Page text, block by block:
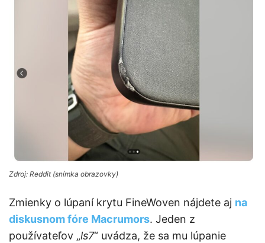
Zdroj: Reddit (snímka obrazovky)
Zmienky o lúpaní krytu FineWoven nájdete aj na
diskusnom fóre Macrumors. Jeden z
používateľov „ls7“ uvádza, že sa mu lúpanie